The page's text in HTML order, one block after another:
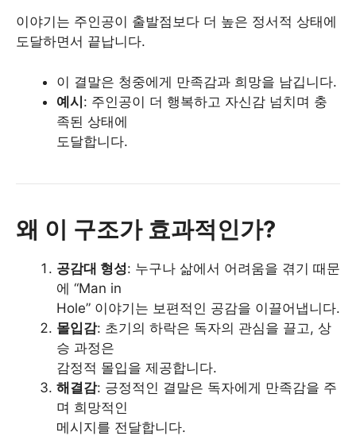
이야기는 주인공이 출발점보다 더 높은 정서적 상태에
도달하면서 끝납니다.
이 결말은 청중에게 만족감과 희망을 남깁니다.
예시: 주인공이 더 행복하고 자신감 넘치며 충
족된 상태에
도달합니다.
왜 이 구조가 효과적인가?
공감대 형성: 누구나 삶에서 어려움을 겪기 때문
에 “Man in
Hole” 이야기는 보편적인 공감을 이끌어냅니다.
몰입감: 초기의 하락은 독자의 관심을 끌고, 상
승 과정은
감정적 몰입을 제공합니다.
해결감: 긍정적인 결말은 독자에게 만족감을 주
며 희망적인
메시지를 전달합니다.